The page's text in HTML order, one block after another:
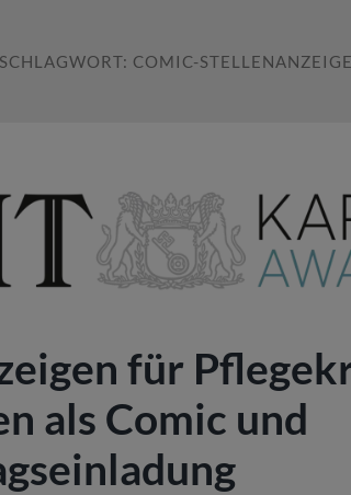
SCHLAGWORT: COMIC-STELLENANZEIGE
für
als Comic und